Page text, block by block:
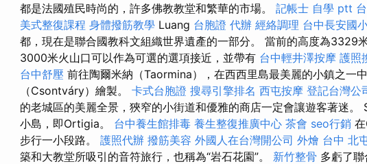
都是法國殖民時尚的，許多佛教教堂和繁華的市場。 記帳士 自學 ptt
美式整復課程 身體撥筋教學 Luang 台胞證 代辦 經絡調理 台中長安國
都，現在是聯合國教科文組織世界遺產的一部分。 當前的高度為3329
3000米火山口可以作為可選的選項接近，並帶有 台中輕井澤按摩 護照
台中舒壓 前往陶爾米納（Taormina），在西西里島最美麗的小鎮之一
（Csontváry）繪製。 卡式台胞證 搜尋引擎排名 西屯按摩 登記台灣公
的老城區的美麗全景，狹窄的小街道和優雅的商店一定會讓遊客著迷。
小島，即Ortigia。 台中養生館排毒 養生整復推廣中心 茶會 seo行銷
步行一小段路。 護照代辦 撥筋美容 外國人在台灣開公司 外燴 台中 北
築和大教堂所吸引的音符旅行，也稱為“岩石花園”。 新竹整骨 多虧了